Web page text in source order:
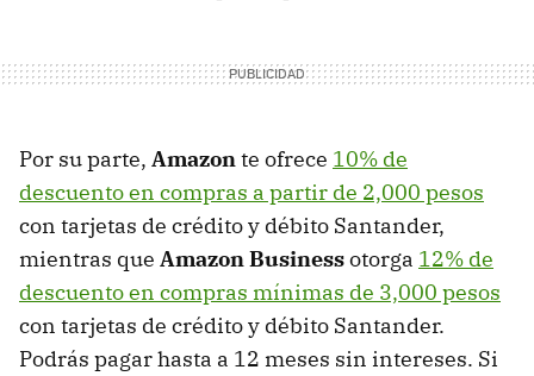
Por su parte, Amazonte ofrece 10% de
descuento en compras a partir de 2,000 pesos
con tarjetas de crédito y débito Santander,
mientras que Amazon Businessotorga 12% de
descuento en compras mínimas de 3,000 pesos
con tarjetas de crédito y débito Santander.
Podrás pagar hasta a 12 meses sin intereses. Si